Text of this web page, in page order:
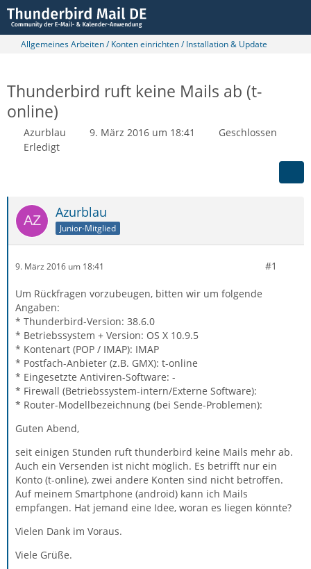
Allgemeines Arbeiten / Konten einrichten / Installation & Update
Thunderbird ruft keine Mails ab (t-
online)
Azurblau 9. März 2016 um 18:41
Geschlossen
Erledigt
Azurblau
Junior-Mitglied
9. März 2016 um 18:41 #1
Um Rückfragen vorzubeugen, bitten wir um folgende
Angaben:
* Thunderbird-Version: 38.6.0
* Betriebssystem + Version: OS X 10.9.5
* Kontenart (POP / IMAP): IMAP
* Postfach-Anbieter (z.B. GMX): t-online
* Eingesetzte Antiviren-Software: -
* Firewall (Betriebssystem-intern/Externe Software):
* Router-Modellbezeichnung (bei Sende-Problemen):
Guten Abend,
seit einigen Stunden ruft thunderbird keine Mails mehr ab.
Auch ein Versenden ist nicht möglich. Es betrifft nur ein
Konto (t-online), zwei andere Konten sind nicht betroffen.
Auf meinem Smartphone (android) kann ich Mails
empfangen. Hat jemand eine Idee, woran es liegen könnte?
Vielen Dank im Voraus.
Viele Grüße.